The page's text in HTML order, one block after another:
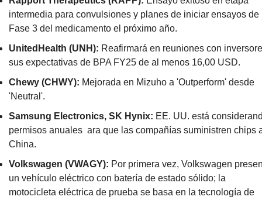
intermedia para convulsiones y planes de iniciar ensayos de
Fase 3 del medicamento el próximo año.
UnitedHealth (UNH): Reafirmará en reuniones con
sus expectativas de BPA FY25 de al menos 16,00 USD.
Chewy (CHWY): Mejorada en Mizuho a 'Outperform' desde
'Neutral'.
Samsung Electronics, SK Hynix: EE. UU. está
permisos anuales  ara que las compañías suministren chips
China.
Volkswagen (VWAGY): Por primera vez, Volkswagen
un vehículo eléctrico con batería de estado sólido; la
motocicleta eléctrica de prueba se basa en la tecnología de